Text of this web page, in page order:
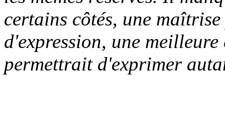
certains côtés, une
d'expression, une meilleure
permettrait d'exprimer